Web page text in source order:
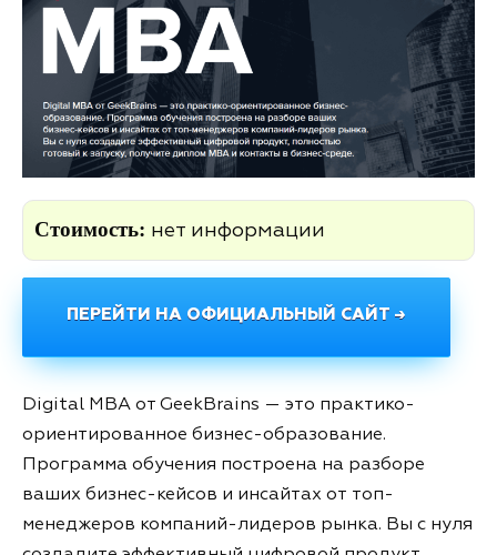
Стоимость: нет информации
ПЕРЕЙТИ НА ОФИЦИАЛЬНЫЙ САЙТ →
Digital MBA от GeekBrains — это практико-
ориентированное бизнес-образование.
Программа обучения построена на разборе
ваших бизнес-кейсов и инсайтах от топ-
менеджеров компаний-лидеров рынка. Вы с нуля